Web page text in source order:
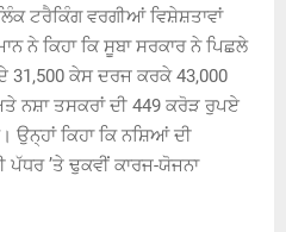
ਟਰੈਕਿੰਗ ਵਰਗੀਆਂ ਵਿਸ਼ੇਸ਼ਤਾਵਾਂ
ਨੇ ਕਿਹਾ ਕਿ ਸੂਬਾ ਸਰਕਾਰ ਨੇ ਪਿਛਲੇ
31,500 ਕੇਸ ਦਰਜ ਕਰਕੇ 43,000
ਨਸ਼ਾ ਤਸਕਰਾਂ ਦੀ 449 ਕਰੋੜ ਰੁਪਏ
ਉਨ੍ਹਾਂ ਕਿਹਾ ਕਿ ਨਸ਼ਿਆਂ ਦੀ
’ਤੇ ਢੁਕਵੀਂ ਕਾਰਜ-ਯੋਜਨਾ